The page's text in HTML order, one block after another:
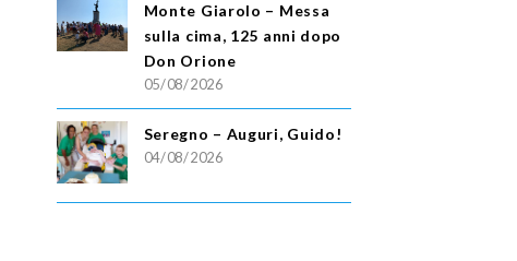
Monte Giarolo – Messa
sulla cima, 125 anni dopo
Don Orione
05/08/2026
Seregno – Auguri, Guido!
04/08/2026